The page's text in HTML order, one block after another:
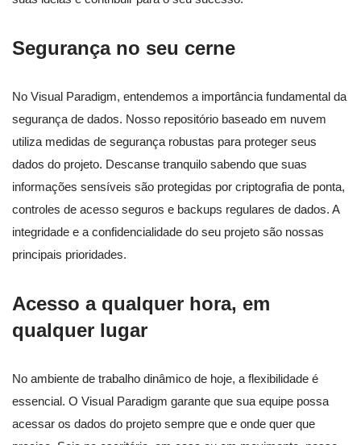
Segurança no seu cerne
No Visual Paradigm, entendemos a importância fundamental da
segurança de dados. Nosso repositório baseado em nuvem
utiliza medidas de segurança robustas para proteger seus
dados do projeto. Descanse tranquilo sabendo que suas
informações sensíveis são protegidas por criptografia de ponta,
controles de acesso seguros e backups regulares de dados. A
integridade e a confidencialidade do seu projeto são nossas
principais prioridades.
Acesso a qualquer hora, em
qualquer lugar
No ambiente de trabalho dinâmico de hoje, a flexibilidade é
essencial. O Visual Paradigm garante que sua equipe possa
acessar os dados do projeto sempre que e onde quer que